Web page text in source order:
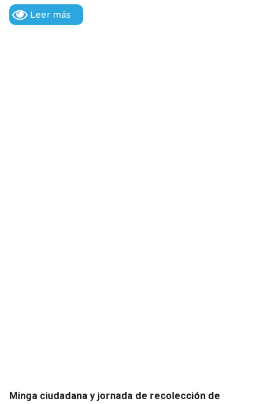
Leer más
Minga ciudadana y jornada de recolección de